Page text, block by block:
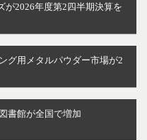
が2026年度第2四半期決算を
グ用メタルパウダー市場が2
書館が全国で増加